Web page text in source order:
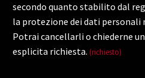
secondo quanto stabilito dal
la protezione dei dati personali
Potrai cancellarli o chiederne
esplicita richiesta. (richiesto)